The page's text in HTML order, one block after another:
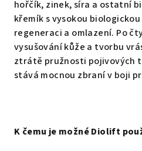
hořčík, zinek, síra a ostatní
křemík s vysokou
regeneraci a omlazení. Po
vysušování kůže a tvorbu
ztrátě pružnosti pojivových
stává mocnou zbraní v boji
K čemu je možné Diolift